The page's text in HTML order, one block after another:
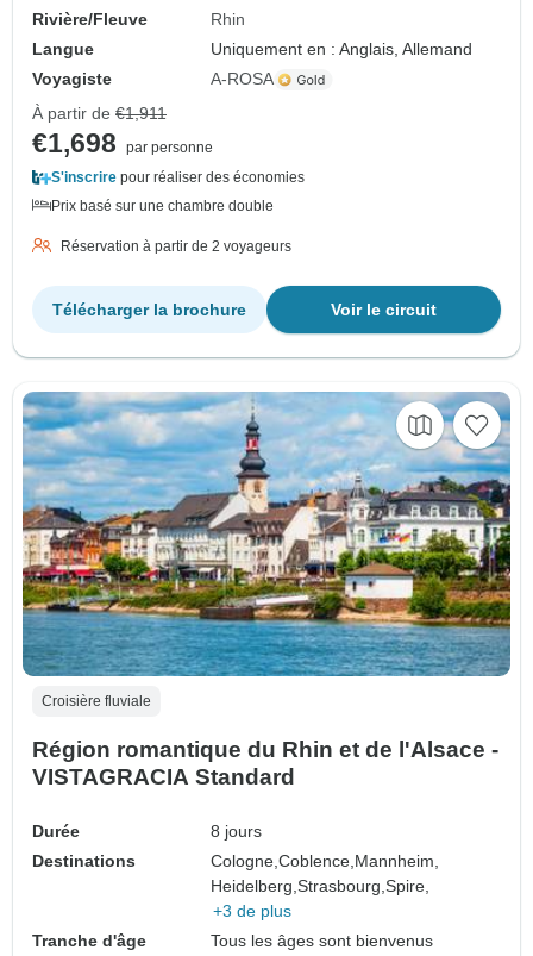
Rivière/Fleuve
Rhin
Langue
Uniquement en : Anglais, Allemand
Voyagiste
A-ROSA
À partir de €1,911
€1,698
par personne
S'inscrire pour réaliser des économies
Prix basé sur une chambre double
Réservation à partir de 2 voyageurs
Voir le circuit
Télécharger la brochure
Croisière fluviale
Région romantique du Rhin et de l'Alsace -
VISTAGRACIA Standard
Durée
8 jours
Destinations
Cologne,Coblence, Mannheim,
Heidelberg,Strasbourg,Spire,
+3 de plus
Tranche d'âge
Tous les âges sont bienvenus